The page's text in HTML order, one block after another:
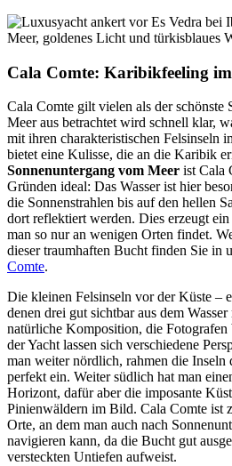
Cala Comte: Karibikfeeling
Cala Comte gilt vielen als der schönste
Meer aus betrachtet wird schnell klar,
mit ihren charakteristischen Felsinseln
bietet eine Kulisse, die an die Karibik
Sonnenuntergang vom Meer ist Cala
Gründen ideal: Das Wasser ist hier
die Sonnenstrahlen bis auf den hellen
dort reflektiert werden. Dies erzeugt
man so nur an wenigen Orten findet.
dieser traumhaften Bucht finden Sie in
Comte.
Die kleinen Felsinseln vor der Küste –
denen drei gut sichtbar aus dem
natürliche Komposition, die Fotografen
der Yacht lassen sich verschiedene
man weiter nördlich, rahmen die Inseln
perfekt ein. Weiter südlich hat man
Horizont, dafür aber die imposante
Pinienwäldern im Bild. Cala Comte ist
Orte, an dem man auch nach
navigieren kann, da die Bucht gut
versteckten Untiefen aufweist.